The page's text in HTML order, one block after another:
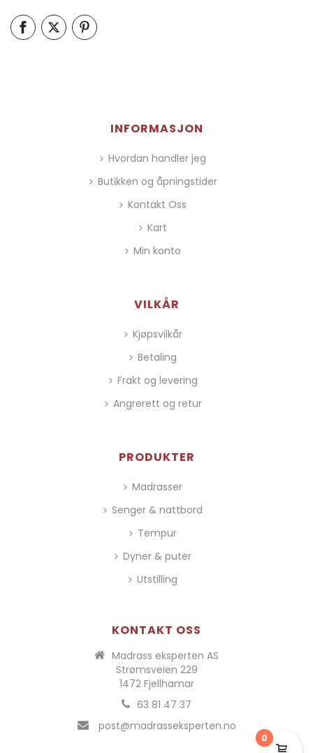
INFORMASJON
Hvordan handler jeg
Butikken og åpningstider
Kontakt Oss
Kart
Min konto
VILKÅR
Kjøpsvilkår
Betaling
Frakt og levering
Angrerett og retur
PRODUKTER
Madrasser
Senger & nattbord
Tempur
Dyner & puter
Utstilling
KONTAKT OSS
Madrass eksperten AS
Strømsveien 229
1472 Fjellhamar
63 81 47 37
post@madrasseksperten.no
0